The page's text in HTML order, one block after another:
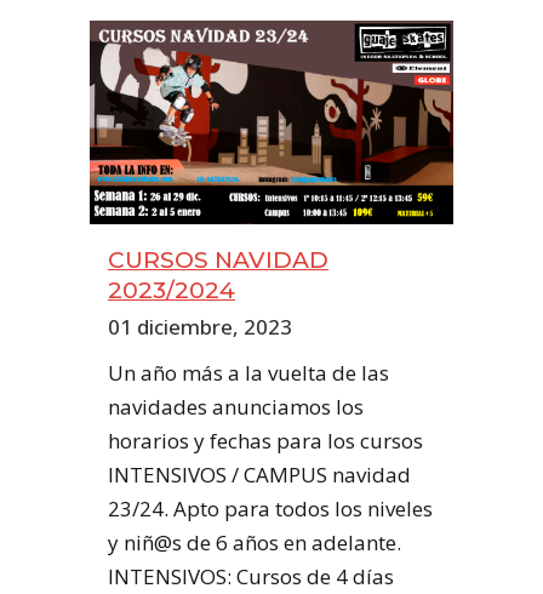
CURSOS NAVIDAD
2023/2024
01 diciembre, 2023
Un año más a la vuelta de las
navidades anunciamos los
horarios y fechas para los cursos
INTENSIVOS / CAMPUS navidad
23/24. Apto para todos los niveles
y niñ@s de 6 años en adelante.
INTENSIVOS: Cursos de 4 días